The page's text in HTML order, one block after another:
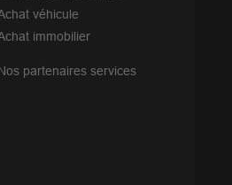
véhicule
immobilier
partenaires services